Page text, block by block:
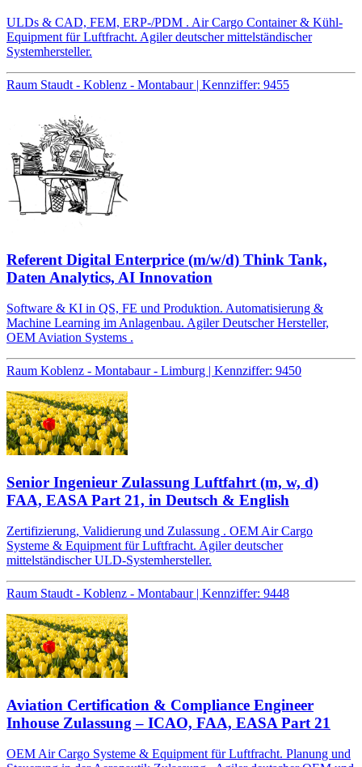
ULDs & CAD, FEM, ERP-/PDM . Air Cargo Container & Kühl-
Equipment für Luftfracht. Agiler deutscher mittelständischer
Systemhersteller.
Raum Staudt - Koblenz - Montabaur | Kennziffer: 9455
Referent Digital Enterprice (m/w/d) Think Tank,
Daten Analytics, AI Innovation
Software & KI in QS, FE und Produktion. Automatisierung &
Machine Learning im Anlagenbau. Agiler Deutscher Hersteller,
OEM Aviation Systems .
Raum Koblenz - Montabaur - Limburg | Kennziffer: 9450
Senior Ingenieur Zulassung Luftfahrt (m, w, d)
FAA, EASA Part 21, in Deutsch & English
Zertifizierung, Validierung und Zulassung . OEM Air Cargo
Systeme & Equipment für Luftfracht. Agiler deutscher
mittelständischer ULD-Systemhersteller.
Raum Staudt - Koblenz - Montabaur | Kennziffer: 9448
Aviation Certification & Compliance Engineer
Inhouse Zulassung – ICAO, FAA, EASA Part 21
OEM Air Cargo Systeme & Equipment für Luftfracht. Planung und